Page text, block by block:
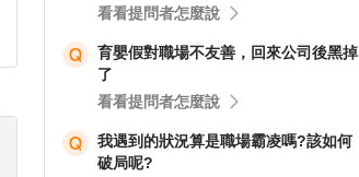
看看提問者怎麼說
育嬰假對職場不友善，回來公司後黑掉
了
看看提問者怎麼說
我遇到的狀況算是職場霸凌嗎?該如何
破局呢?